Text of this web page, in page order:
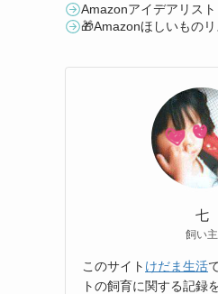
Amazonアイデアリスト
🎁Amazonほしいものリ
七
飼い主
このサイト けだま生活
トの飼育に関する記録